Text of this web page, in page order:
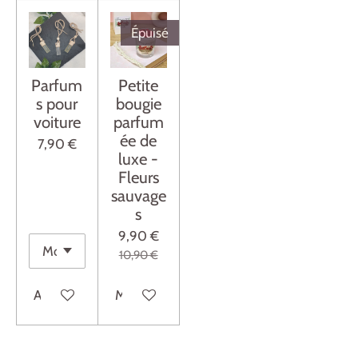
Parfum
s pour
voiture
7,90 €
Ajouter au panier
Épuisé
Petite
bougie
parfum
ée de
luxe -
Fleurs
sauvage
s
9,90 €
10,90 €
M'avertir si disponible